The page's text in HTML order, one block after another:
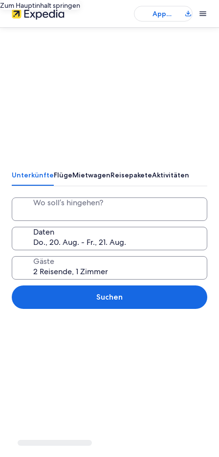
Zum Hauptinhalt springen
App
herunterladen
UnterkünfteFlügeMietwagenReisepaketeAktivitäten
Wo soll’s hingehen?
Daten
Gäste
Suchen